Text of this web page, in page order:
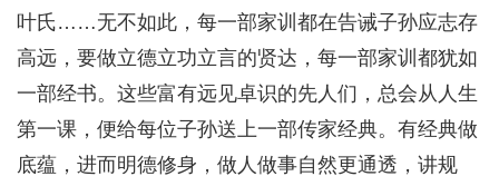
叶氏……无不如此，每一部家训都在告诫子孙应志存
高远，要做立德立功立言的贤达，每一部家训都犹如
一部经书。这些富有远见卓识的先人们，总会从人生
第一课，便给每位子孙送上一部传家经典。有经典做
底蕴，进而明德修身，做人做事自然更通透，讲规